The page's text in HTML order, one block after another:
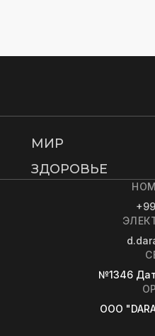
МИР
ЗДОРОВЬЕ
№1346
OOO